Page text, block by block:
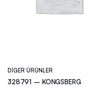
DIGER ÜRÜNLER
328791 – KONGSBERG